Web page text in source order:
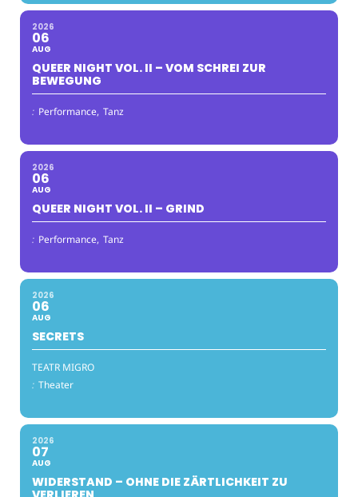
2026
06
AUG
QUEER NIGHT VOL. II – VOM SCHREI ZUR
BEWEGUNG
: Performance, Tanz
2026
06
AUG
QUEER NIGHT VOL. II – GRIND
: Performance, Tanz
2026
06
AUG
SECRETS
TEATR MIGRO
: Theater
2026
07
AUG
WIDERSTAND – OHNE DIE ZÄRTLICHKEIT ZU